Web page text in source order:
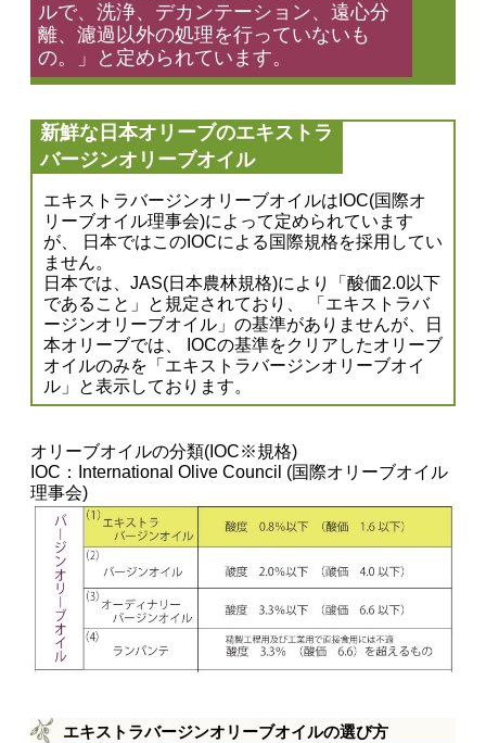
ルで、洗浄、デカンテーション、遠心分
離、濾過以外の処理を行っていないも
の。」と定められています。
新鮮な日本オリーブのエキストラ
バージンオリーブオイル
エキストラバージンオリーブオイルはIOC(国際オ
リーブオイル理事会)によって定められています
が、 日本ではこのIOCによる国際規格を採用してい
ません。
日本では、JAS(日本農林規格)により「酸価2.0以下
であること」と規定されており、 「エキストラバ
ージンオリーブオイル」の基準がありませんが、日
本オリーブでは、 IOCの基準をクリアしたオリーブ
オイルのみを「エキストラバージンオリーブオイ
ル」と表示しております。
オリーブオイルの分類(IOC※規格)
IOC：International Olive Council (国際オリーブオイル
理事会)
エキストラバージンオリーブオイルの選び方